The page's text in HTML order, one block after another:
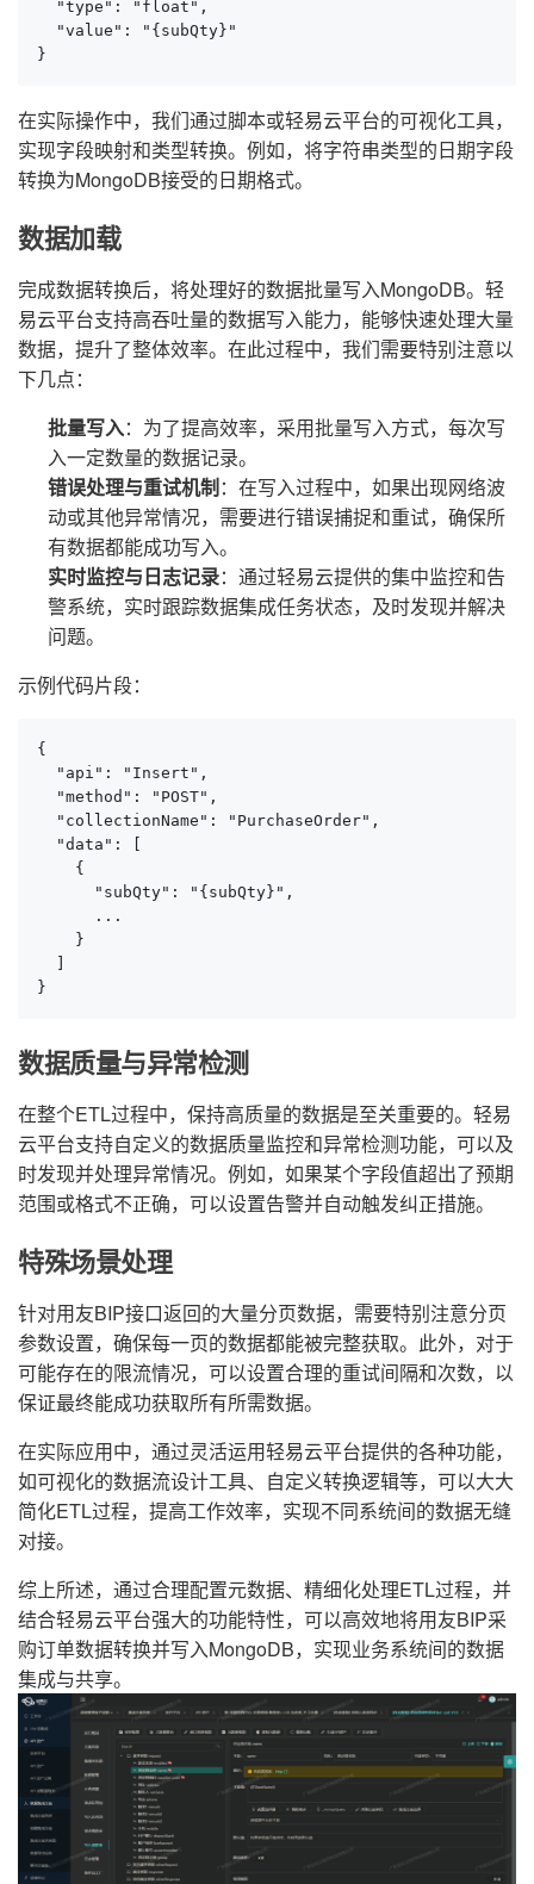
  "type": "float",
  "value": "{subQty}"
}
在实际操作中，我们通过脚本或轻易云平台的可视化工具，
实现字段映射和类型转换。例如，将字符串类型的日期字段
转换为MongoDB接受的日期格式。
数据加载
完成数据转换后，将处理好的数据批量写入MongoDB。轻
易云平台支持高吞吐量的数据写入能力，能够快速处理大量
数据，提升了整体效率。在此过程中，我们需要特别注意以
下几点：
批量写入：为了提高效率，采用批量写入方式，每次写
入一定数量的数据记录。
错误处理与重试机制：在写入过程中，如果出现网络波
动或其他异常情况，需要进行错误捕捉和重试，确保所
有数据都能成功写入。
实时监控与日志记录：通过轻易云提供的集中监控和告
警系统，实时跟踪数据集成任务状态，及时发现并解决
问题。
示例代码片段：
{
  "api": "Insert",
  "method": "POST",
  "collectionName": "PurchaseOrder",
  "data": [
    {
      "subQty": "{subQty}",
      ...
    }
  ]
}
数据质量与异常检测
在整个ETL过程中，保持高质量的数据是至关重要的。轻易
云平台支持自定义的数据质量监控和异常检测功能，可以及
时发现并处理异常情况。例如，如果某个字段值超出了预期
范围或格式不正确，可以设置告警并自动触发纠正措施。
特殊场景处理
针对用友BIP接口返回的大量分页数据，需要特别注意分页
参数设置，确保每一页的数据都能被完整获取。此外，对于
可能存在的限流情况，可以设置合理的重试间隔和次数，以
保证最终能成功获取所有所需数据。
在实际应用中，通过灵活运用轻易云平台提供的各种功能，
如可视化的数据流设计工具、自定义转换逻辑等，可以大大
简化ETL过程，提高工作效率，实现不同系统间的数据无缝
对接。
综上所述，通过合理配置元数据、精细化处理ETL过程，并
结合轻易云平台强大的功能特性，可以高效地将用友BIP采
购订单数据转换并写入MongoDB，实现业务系统间的数据
集成与共享。